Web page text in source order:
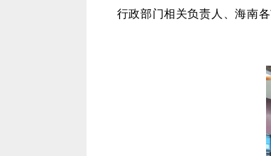
行政部门相关负责人、海南